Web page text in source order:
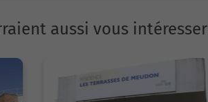
aussi vous intéresser